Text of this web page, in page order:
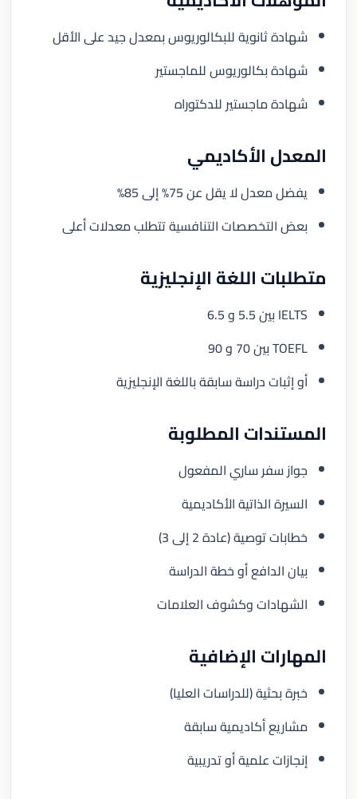
شهادة ثانوية للبكالوريوس بمعدل جيد على الأقل
شهادة بكالوريوس للماجستير
شهادة ماجستير للدكتوراه
المعدل الأكاديمي
يفضل معدل لا يقل عن 75% إلى 85%
بعض التخصصات التنافسية تتطلب معدلات أعلى
متطلبات اللغة الإنجليزية
IELTS بين 5.5 و 6.5
TOEFL بين 70 و 90
أو إثبات دراسة سابقة باللغة الإنجليزية
المستندات المطلوبة
جواز سفر ساري المفعول
السيرة الذاتية الأكاديمية
خطابات توصية (عادة 2 إلى 3)
بيان الدافع أو خطة الدراسة
الشهادات وكشوف العلامات
المهارات الإضافية
خبرة بحثية (للدراسات العليا)
مشاريع أكاديمية سابقة
إنجازات علمية أو تدريبية